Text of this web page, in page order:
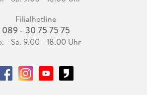
Filialhotline
089 - 30 75 75 75
- Sa. 9.00 - 18.00 Uhr